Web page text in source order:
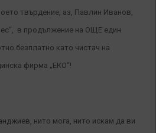
твърдение, аз, Павлин Иванов,
в продължение на ОЩЕ един
безплатно като чистач на
фирма „ЕКО“!
нито мога, нито искам да ви